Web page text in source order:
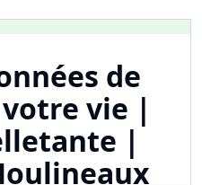
de
vie |
|